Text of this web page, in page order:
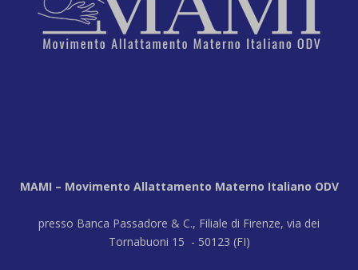
MAMI – Movimento Allattamento Materno Italiano ODV
presso Banca Passadore & C., Filiale di Firenze, via dei
Tornabuoni 15 - 50123 (FI)